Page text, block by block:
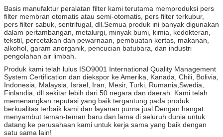
Basis manufaktur peralatan filter kami terutama memproduksi pers
filter membran otomatis atau semi-otomatis, pers filter terkubur,
pers filter sabuk, sentrifugal, dll.Semua produk ini banyak digunakan
dalam pertambangan, metalurgi, minyak bumi, kimia, kedokteran,
tekstil, percetakan dan pewarnaan, pembuatan kertas, makanan,
alkohol, garam anorganik, pencucian batubara, dan industri
pengolahan air limbah.
Produk kami telah lulus ISO9001 International Quality Management
System Certification dan diekspor ke Amerika, Kanada, Chili, Bolivia,
Indonesia, Malaysia, Israel, Iran, Mesir, Turki, Rumania,Swedia,
Finlandia, dll sekitar lebih dari 50 negara dan daerah. Kami telah
memenangkan reputasi yang baik tergantung pada produk
berkualitas terbaik kami dan layanan purna jual.Dengan hangat
menyambut teman-teman baru dan lama di seluruh dunia untuk
datang ke perusahaan kami untuk kerja sama yang baik dengan
satu sama lain!